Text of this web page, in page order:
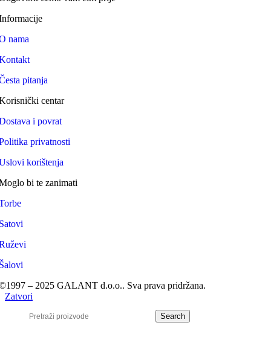
nama
pitanja
centar
i povrat
privatnosti
korištenja
bi te zanimati
– 2025 GALANT d.o.o.. Sva prava pridržana.
Zatvori
Search